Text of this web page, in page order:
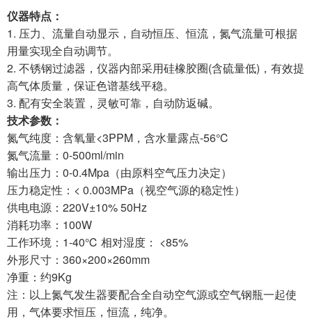
仪器特点：
1. 压力、流量自动显示，自动恒压、恒流，氮气流量可根据
用量实现全自动调节。
2. 不锈钢过滤器，仪器内部采用硅橡胶圈(含硫量低)，有效提
高气体质量，保证色谱基线平稳。
3. 配有安全装置，灵敏可靠，自动防返碱。
技术参数：
氮气纯度：含氧量<3PPM，含水量露点-56℃
氮气流量：0-500ml/min
输出压力：0-0.4Mpa（由原料空气压力决定）
压力稳定性：< 0.003MPa（视空气源的稳定性）
供电电源：220V±10% 50Hz
消耗功率：100W
工作环境：1-40℃ 相对湿度： <85%
外形尺寸：360×200×260mm
净重：约9Kg
注： 以上氮气发生器要配合全自动空气源或空气钢瓶一起使
用，气体要求恒压，恒流，纯净。